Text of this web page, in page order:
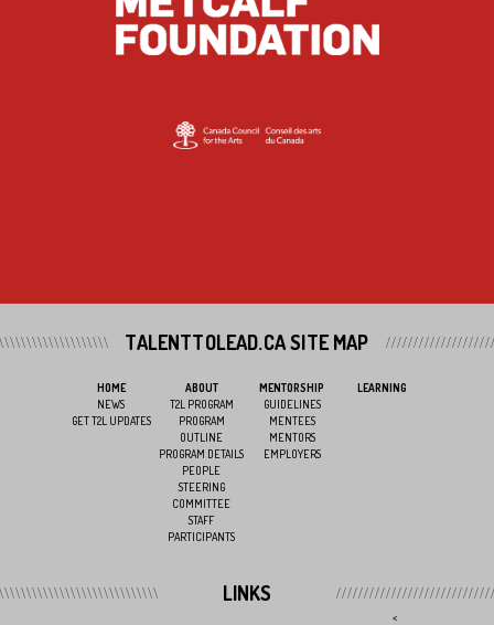
TALENTTOLEAD.CA SITE MAP
HOME
NEWS
GET T2L UPDATES
ABOUT
T2L PROGRAM
PROGRAM
OUTLINE
PROGRAM DETAILS
PEOPLE
STEERING
COMMITTEE
STAFF
PARTICIPANTS
MENTORSHIP
GUIDELINES
MENTEES
MENTORS
EMPLOYERS
LEARNING
LINKS
<